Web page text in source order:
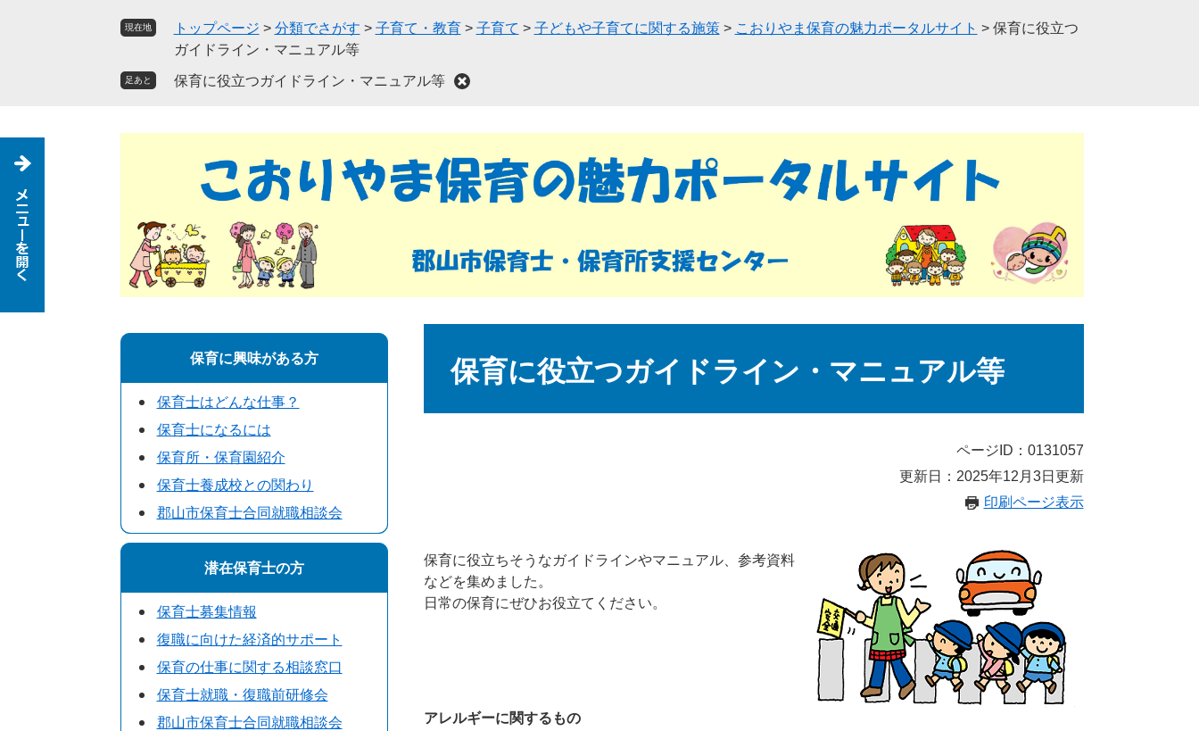
で
ば
現在地 トップページ > 分類でさがす > 子育て・教育 > 子育て > 子どもや子育てに関する施策> こおりやま保育の魅力ポータルサイト > 保育に役立つ
ガイドライン・マニュアル等
足あと 保育に役立つガイドライン・マニュアル等
保育に役立つガイドライン・マニュアル等
ページID：0131057
更新日：2025年12月3日更新
印刷ページ表示
保育に役立ちそうなガイドラインやマニュアル、参考資料
などを集めました。​
日常の保育にぜひお役立てください。
アレルギーに関するもの
保育に興味がある方
保育士はどんな仕事？
保育士になるには
保育所・保育園紹介
保育士養成校との関わり
郡山市保育士合同就職相談会
潜在保育士の方
保育士募集情報
復職に向けた経済的サポート
保育の仕事に関する相談窓口
保育士就職・復職前研修会
郡山市保育士合同就職相談会